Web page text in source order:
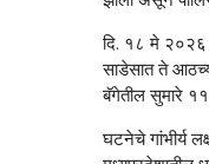
दि. १८ मे २०२६
साडेसात ते
बॅगेतील सुमारे
घटनेचे गांभीर्य